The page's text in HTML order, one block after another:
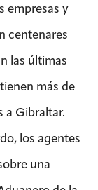
empresas y
centenares
las últimas
más de
a Gibraltar.
los agentes
una